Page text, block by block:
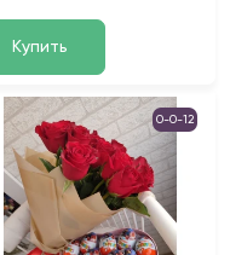
Купить
0-0-12